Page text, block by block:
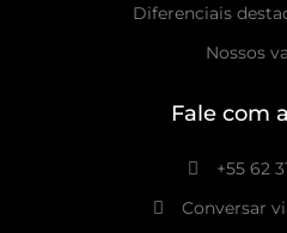
Diferenciais
Nossos
Fale com
+55 62
Conversar